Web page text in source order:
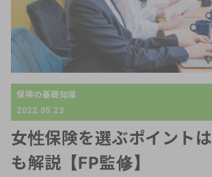
保険の基礎知識
2022.05.23
女性保険を選ぶポイント
も解説【FP監修】